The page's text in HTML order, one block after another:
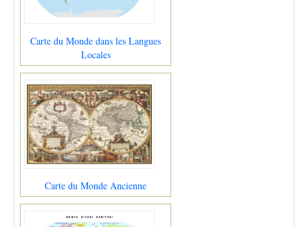
Carte du Monde dans les Langues
Locales
Carte du Monde Ancienne